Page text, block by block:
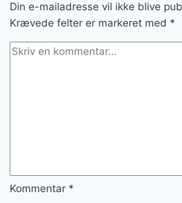
Din e-mailadresse vil ikke blive
Krævede felter er markeret med *
Kommentar *